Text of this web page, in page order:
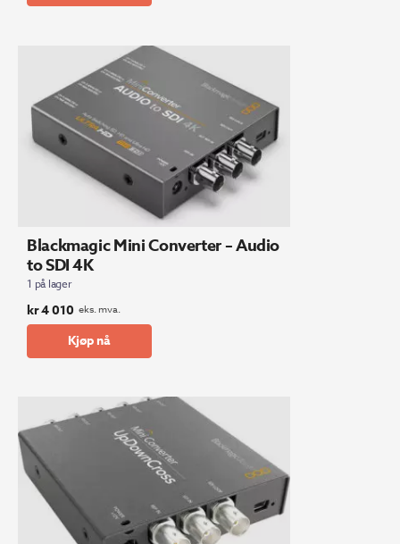
Blackmagic Mini Converter – Audio
to SDI 4K
1 på lager
kr4 010 eks. mva.
Kjøp nå